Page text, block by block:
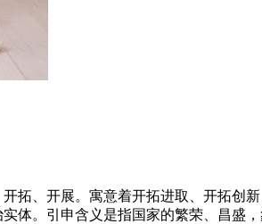
拓、开展。寓意着开拓进取、开拓创
体。引申含义是指国家的繁荣、昌